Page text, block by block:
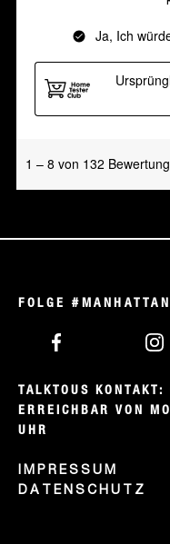
FOLGE #MANHATTAN
TALKTOUS
ERREICHBAR VON
UHR
IMPRESSUM
DATENSCHUTZ